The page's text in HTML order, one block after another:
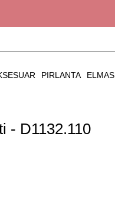
PIRLANTA ELMAS
- D1132.110